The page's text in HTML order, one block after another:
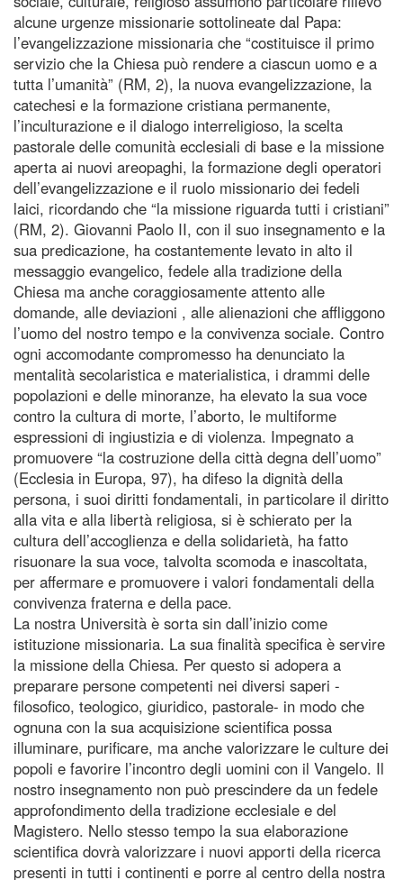
alcune urgenze missionarie sottolineate dal Papa:
l’evangelizzazione missionaria che “costituisce il primo
servizio che la Chiesa può rendere a ciascun uomo e a
tutta l’umanità” (RM, 2), la nuova evangelizzazione, la
catechesi e la formazione cristiana permanente,
l’inculturazione e il dialogo interreligioso, la scelta
pastorale delle comunità ecclesiali di base e la missione
aperta ai nuovi areopaghi, la formazione degli operatori
dell’evangelizzazione e il ruolo missionario dei fedeli
laici, ricordando che “la missione riguarda tutti i cristiani”
(RM, 2). Giovanni Paolo II, con il suo insegnamento e la
sua predicazione, ha costantemente levato in alto il
messaggio evangelico, fedele alla tradizione della
Chiesa ma anche coraggiosamente attento alle
domande, alle deviazioni , alle alienazioni che affliggono
l’uomo del nostro tempo e la convivenza sociale. Contro
ogni accomodante compromesso ha denunciato la
mentalità secolaristica e materialistica, i drammi delle
popolazioni e delle minoranze, ha elevato la sua voce
contro la cultura di morte, l’aborto, le multiforme
espressioni di ingiustizia e di violenza. Impegnato a
promuovere “la costruzione della città degna dell’uomo”
(Ecclesia in Europa, 97), ha difeso la dignità della
persona, i suoi diritti fondamentali, in particolare il diritto
alla vita e alla libertà religiosa, si è schierato per la
cultura dell’accoglienza e della solidarietà, ha fatto
risuonare la sua voce, talvolta scomoda e inascoltata,
per affermare e promuovere i valori fondamentali della
convivenza fraterna e della pace.
La nostra Università è sorta sin dall’inizio come
istituzione missionaria. La sua finalità specifica è servire
la missione della Chiesa. Per questo si adopera a
preparare persone competenti nei diversi saperi -
filosofico, teologico, giuridico, pastorale- in modo che
ognuna con la sua acquisizione scientifica possa
illuminare, purificare, ma anche valorizzare le culture dei
popoli e favorire l’incontro degli uomini con il Vangelo. Il
nostro insegnamento non può prescindere da un fedele
approfondimento della tradizione ecclesiale e del
Magistero. Nello stesso tempo la sua elaborazione
scientifica dovrà valorizzare i nuovi apporti della ricerca
presenti in tutti i continenti e porre al centro della nostra